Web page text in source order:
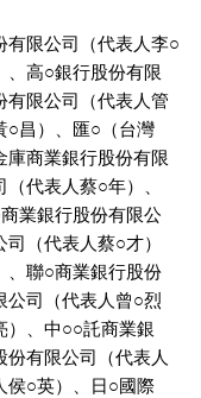
有限公司（代表人李○
、高○銀行股份有限
有限公司（代表人管
○昌）、匯○（台灣
庫商業銀行股份有限
（代表人蔡○年）、
商業銀行股份有限公
司（代表人蔡○才）
、聯○商業銀行股份
公司（代表人曾○烈
）、中○○託商業銀
份有限公司（代表人
侯○英）、日○國際